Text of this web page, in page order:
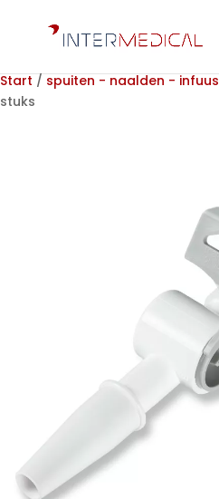
Start / spuiten - naalden - infuus
stuks